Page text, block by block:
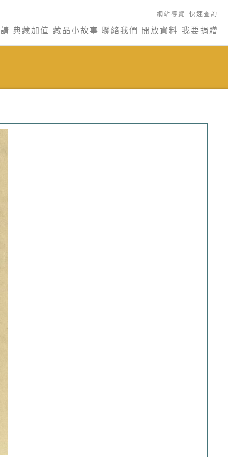
網站導覽 快速查詢
典藏加值 藏品小故事 聯絡我們 開放資料 我要捐贈